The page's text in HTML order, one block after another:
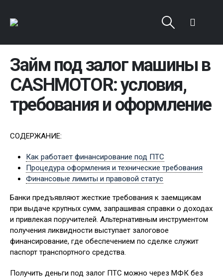
Займ под залог машины в
CASHMOTOR: условия,
требования и оформление
СОДЕРЖАНИЕ:
Как работает финансирование под ПТС
Процедура оформления и технические требования
Финансовые лимиты и правовой статус
Банки предъявляют жесткие требования к заемщикам
при выдаче крупных сумм, запрашивая справки о доходах
и привлекая поручителей. Альтернативным инструментом
получения ликвидности выступает залоговое
финансирование, где обеспечением по сделке служит
паспорт транспортного средства.
Получить деньги под залог ПТС можно через МФК без